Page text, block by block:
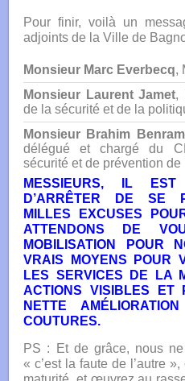
Pour finir, voilà un
adjoints de la Ville de
Monsieur Marc Everbecq,
Monsieur Laurent Jamet,
de la sécurité et de la
Monsieur Brahim
délégué et chargé du
sécurité et de prévention
MESSIEURS, IL
D’ARRÊTER DE SE
MILLES EXCUSES
ATTENDONS DE
MOBILISATION POUR
VRAIS MOYENS POUR
LES SERVICES DE LA
ACTIONS VISIBLES ET
NETTE
COUTURES.
PS : Et de grâce, nous
« c’est la faute de l’autre